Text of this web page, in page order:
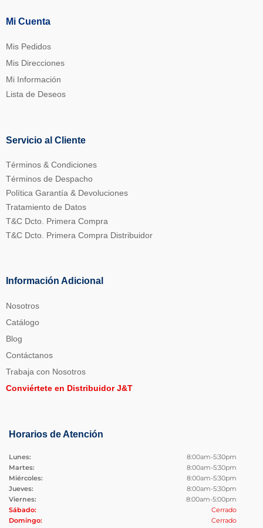
Mi Cuenta
Mis Pedidos
Mis Direcciones
Mi Información
Lista de Deseos
Servicio al Cliente
Términos & Condiciones
Términos de Despacho
Política Garantía & Devoluciones
Tratamiento de Datos
T&C Dcto. Primera Compra
T&C Dcto. Primera Compra Distribuidor
Información Adicional
Nosotros
Catálogo
Blog
Contáctanos
Trabaja con Nosotros
Conviértete en Distribuidor J&T
Horarios de Atención
Lunes:
8:00am-5:30pm
Martes:
8:00am-5:30pm
Miércoles:
8:00am-5:30pm
Jueves:
8:00am-5:30pm
Viernes:
8:00am-5:00pm
Sábado:
Cerrado
Domingo:
Cerrado